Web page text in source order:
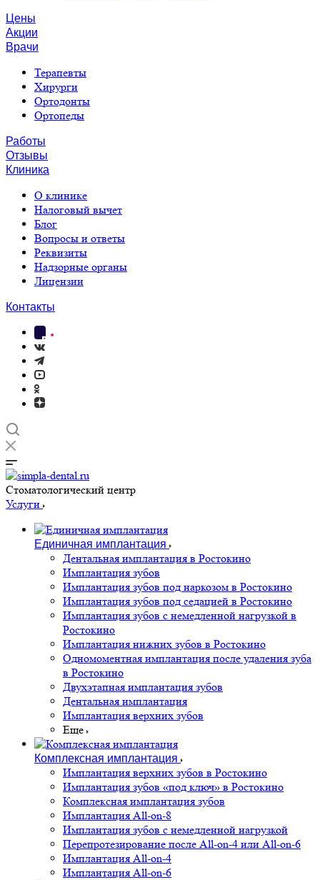
Цены
Акции
Врачи
Терапевты
Хирурги
Ортодонты
Ортопеды
Работы
Отзывы
Клиника
О клинике
Налоговый вычет
Блог
Вопросы и ответы
Реквизиты
Надзорные органы
Лицензии
Контакты
Cтоматологический центр
Услуги
Единичная имплантация
Дентальная имплантация в Ростокино
Имплантация зубов
Имплантация зубов под наркозом в Ростокино
Имплантация зубов под седацией в Ростокино
Имплантация зубов с немедленной нагрузкой в
Ростокино
Имплантация нижних зубов в Ростокино
Одномоментная имплантация после удаления зуба
в Ростокино
Двухэтапная имплантация зубов
Дентальная имплантация
Имплантация верхних зубов
Еще
Комплексная имплантация
Имплантация верхних зубов в Ростокино
Имплантация зубов «под ключ» в Ростокино
Комплексная имплантация зубов
Имплантация All-on-8
Имплантация зубов с немедленной нагрузкой
Перепротезирование после All-on-4 или All-on-6
Имплантация All-on-4
Имплантация All-on-6